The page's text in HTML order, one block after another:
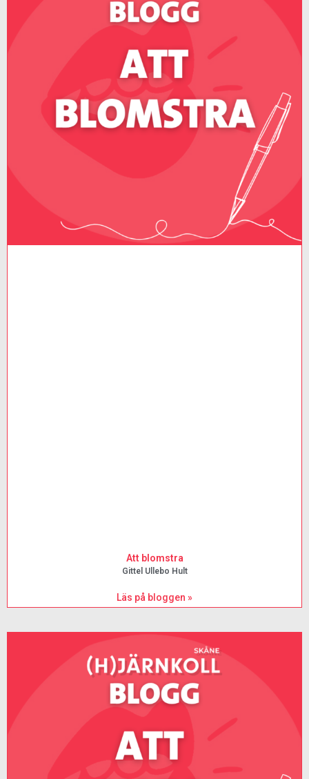
Att blomstra
Gittel Ullebo Hult
Läs på bloggen »